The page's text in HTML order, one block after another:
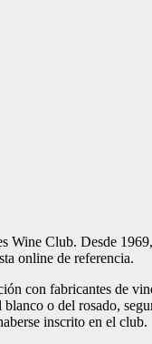
Club. Desde
online de referencia.
con fabricantes de
o del rosado,
inscrito en el club.